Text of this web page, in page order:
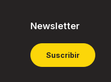
Newsletter
Suscribir